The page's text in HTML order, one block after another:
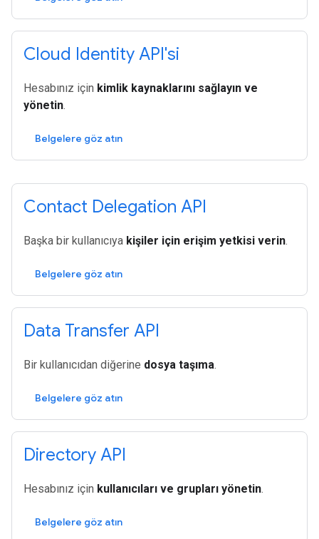
Cloud Identity API'si
Hesabınız için kimlik kaynaklarını sağlayın ve
yönetin.
Belgelere göz atın
Contact Delegation API
Başka bir kullanıcıya kişiler için erişim yetkisi verin.
Belgelere göz atın
Data Transfer API
Bir kullanıcıdan diğerine dosya taşıma.
Belgelere göz atın
Directory API
Hesabınız için kullanıcıları ve grupları yönetin.
Belgelere göz atın